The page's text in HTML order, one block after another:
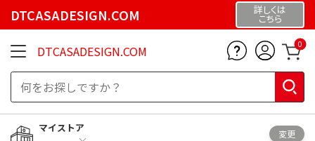
DTCASADESIGN.COM 詳しくは
こちら
DTCASADESIGN.COM 0
マイストア
変更